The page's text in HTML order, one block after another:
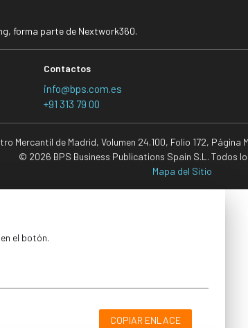
forma parte de Nextwork360.
Contactos
info@bps.com.es
+91 313 79 00
Mercantil de Madrid, Volumen 24.100, Folio 172,
© 2026 BPS Business Publications Spain S.L. Todos
Mapa del Sitio
el botón.
COPIAR ENLACE